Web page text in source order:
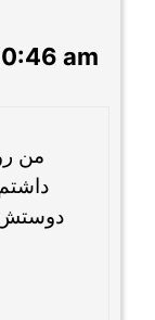
am
من
دوستش